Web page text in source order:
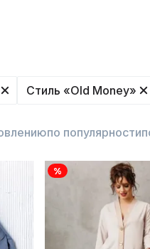
Стиль «Old Money»
по популярности
%